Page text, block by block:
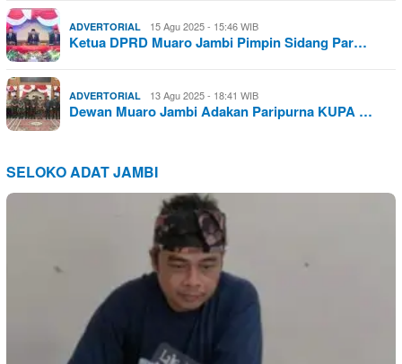
ADVERTORIAL 15 Agu 2025 - 15:46 WIB
Ketua DPRD Muaro Jambi Pimpin Sidang Par…
ADVERTORIAL 13 Agu 2025 - 18:41 WIB
Dewan Muaro Jambi Adakan Paripurna KUPA …
SELOKO ADAT JAMBI